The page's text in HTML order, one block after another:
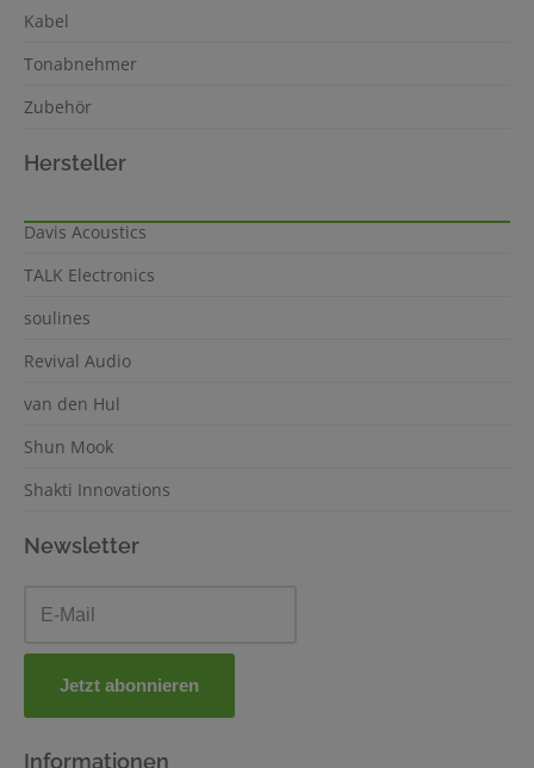
Kabel
Tonabnehmer
Zubehör
Hersteller
Davis Acoustics
TALK Electronics
soulines
Revival Audio
van den Hul
Shun Mook
Shakti Innovations
Newsletter
Informationen